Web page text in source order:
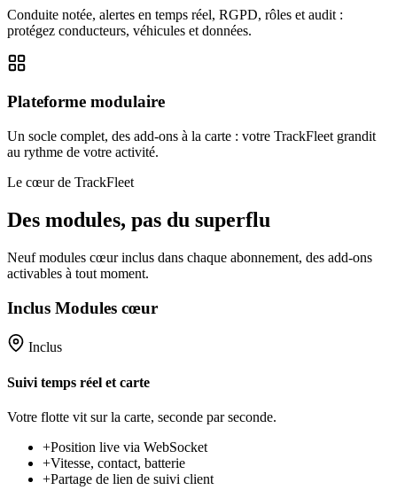
Conduite notée, alertes en temps réel, RGPD, rôles et audit :
protégez conducteurs, véhicules et données.
Plateforme modulaire
Un socle complet, des add-ons à la carte : votre TrackFleet grandit
au rythme de votre activité.
Le cœur de TrackFleet
Des modules, pas du superflu
Neuf modules cœur inclus dans chaque abonnement, des add-ons
activables à tout moment.
Inclus Modules cœur
Inclus
Suivi temps réel et carte
Votre flotte vit sur la carte, seconde par seconde.
+Position live via WebSocket
+Vitesse, contact, batterie
+Partage de lien de suivi client